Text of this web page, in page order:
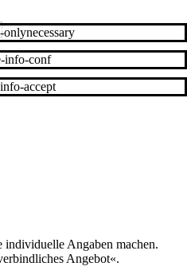
individuelle Angaben machen.
Angebot«.
accept
info-conf